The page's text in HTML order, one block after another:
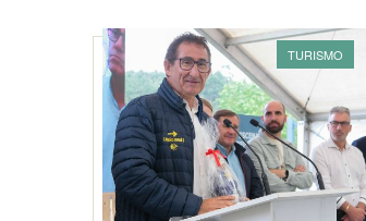
TURISMO